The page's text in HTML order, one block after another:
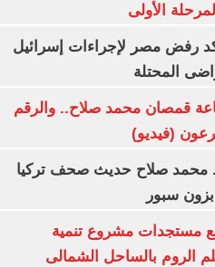
الأولى
رفض مصر لإجراءات إسرائيل
المحتلة
قمصان محمد صلاح.. والرقم
محمد صلاح حديث صحف تركيا
سبور
مستجدات مشروع تنمية
الروم بالساحل الشمالى